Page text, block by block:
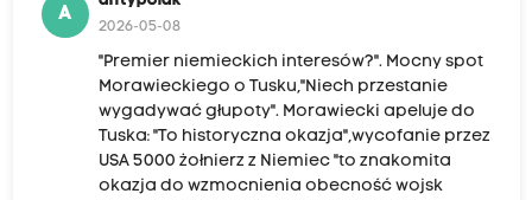
A
2026-05-08
"Premier niemieckich interesów?". Mocny spot
Morawieckiego o Tusku,"Niech przestanie
wygadywać głupoty". Morawiecki apeluje do
Tuska: "To historyczna okazja",wycofanie przez
USA 5000 żołnierz z Niemiec "to znakomita
okazja do wzmocnienia obecność wojsk